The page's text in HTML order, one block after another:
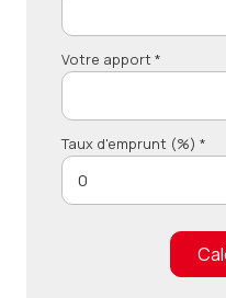
Votre apport *
Taux d'emprunt (%) *